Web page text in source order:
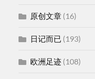
原创文章 (16)
日记而已 (193)
欧洲足迹 (108)